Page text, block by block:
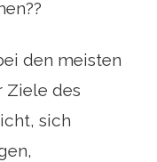
den meisten
Ziele des
sich